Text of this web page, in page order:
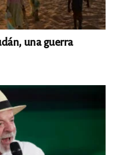
una guerra